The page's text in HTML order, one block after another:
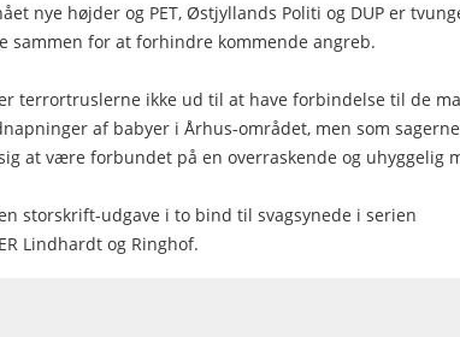
nye højder og PET, Østjyllands Politi og DUP er
sammen for at forhindre kommende angreb.
terrortruslerne ikke ud til at have forbindelse til de
af babyer i Århus-området, men som
at være forbundet på en overraskende og uhyggelig
storskrift-udgave i to bind til svagsynede i serien
Lindhardt og Ringhof.